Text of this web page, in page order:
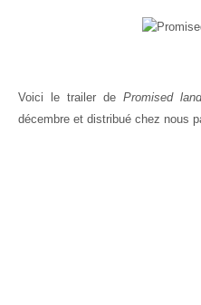
Voici le trailer de Promised land
décembre et distribué chez nous